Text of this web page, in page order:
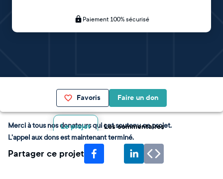
Paiement 100% sécurisé
Favoris Faire un don
Le projet Les commentaires
Merci à tous nos donateurs qui ont soutenu ce projet.
L'appel aux dons est maintenant terminé.
Partager ce projet